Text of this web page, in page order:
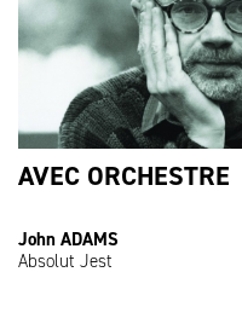
AVEC ORCHESTRE
John ADAMS
Absolut Jest